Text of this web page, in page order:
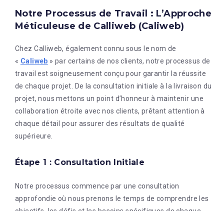
Notre Processus de Travail : L’Approche
Méticuleuse de Calliweb (Caliweb)
Chez Calliweb, également connu sous le nom de
« Caliweb » par certains de nos clients, notre processus de
travail est soigneusement conçu pour garantir la réussite
de chaque projet. De la consultation initiale à la livraison du
projet, nous mettons un point d’honneur à maintenir une
collaboration étroite avec nos clients, prêtant attention à
chaque détail pour assurer des résultats de qualité
supérieure.
Étape 1 : Consultation Initiale
Notre processus commence par une consultation
approfondie où nous prenons le temps de comprendre les